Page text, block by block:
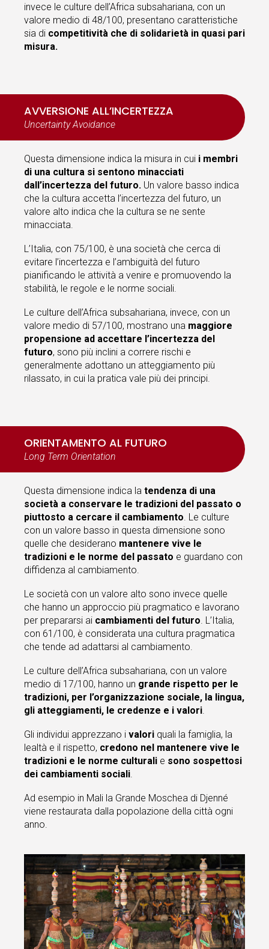
invece le culture dell’Africa subsahariana, con un
valore medio di 48/100, presentano caratteristiche
sia di competitività che di solidarietà in quasi pari
misura.
AVVERSIONE ALL’INCERTEZZA
Uncertainty Avoidance
Questa dimensione indica la misura in cui i membri
di una cultura si sentono minacciati
dall’incertezza del futuro. Un valore basso indica
che la cultura accetta l’incertezza del futuro, un
valore alto indica che la cultura se ne sente
minacciata.
L’Italia, con 75/100, è una società che cerca di
evitare l’incertezza e l’ambiguità del futuro
pianificando le attività a venire e promuovendo la
stabilità, le regole e le norme sociali.
Le culture dell’Africa subsahariana, invece, con un
valore medio di 57/100, mostrano una maggiore
propensione ad accettare l’incertezza del
futuro, sono più inclini a correre rischi e
generalmente adottano un atteggiamento più
rilassato, in cui la pratica vale più dei principi.
ORIENTAMENTO AL FUTURO
Long Term Orientation
Questa dimensione indica la tendenza di una
società a conservare le tradizioni del passato o
piuttosto a cercare il cambiamento . Le culture
con un valore basso in questa dimensione sono
quelle che desiderano mantenere vive le
tradizioni e le norme del passato e guardano con
diffidenza al cambiamento.
Le società con un valore alto sono invece quelle
che hanno un approccio più pragmatico e lavorano
per prepararsi ai cambiamenti del futuro . L’Italia,
con 61/100, è considerata una cultura pragmatica
che tende ad adattarsi al cambiamento.
Le culture dell’Africa subsahariana, con un valore
medio di 17/100, hanno un grande rispetto per le
tradizioni, per l’organizzazione sociale, la lingua,
gli atteggiamenti, le credenze e i valori
Gli individui apprezzano i valori quali la famiglia, la
lealtà e il rispetto, credono nel mantenere vive le
tradizioni e le norme culturali e sono sospettosi
dei cambiamenti sociali
Ad esempio in Mali la Grande Moschea di Djenné
viene restaurata dalla popolazione della città ogni
anno.